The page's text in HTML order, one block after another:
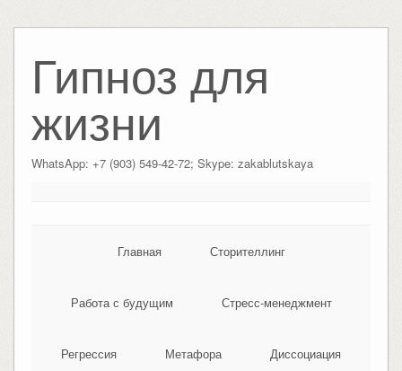
Гипноз для
жизни
WhatsApp: +7 (903) 549-42-72; Skype: zakablutskaya
Главная Сторителлинг
Работа с будущим Стресс-менеджмент
Регрессия Метафора Диссоциация